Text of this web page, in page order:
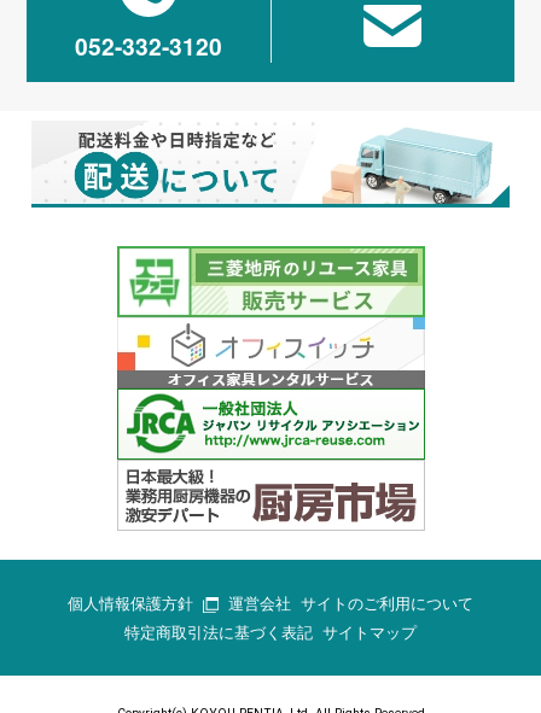
052-332-3120
個人情報保護方針 運営会社 サイトのご利用について
特定商取引法に基づく表記 サイトマップ